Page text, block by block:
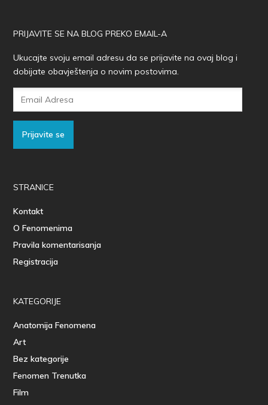
PRIJAVITE SE NA BLOG PREKO EMAIL-A
Ukucajte svoju email adresu da se prijavite na ovaj blog i
dobijate obavještenja o novim postovima.
Prijavite se
STRANICE
Kontakt
O Fenomenima
Pravila komentarisanja
Registracija
KATEGORIJE
Anatomija Fenomena
Art
Bez kategorije
Fenomen Trenutka
Film